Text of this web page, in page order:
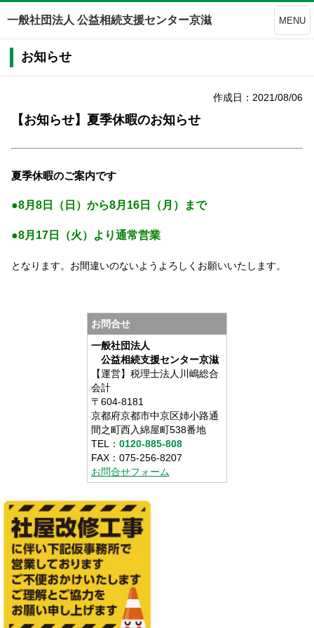
一般社団法人 公益相続支援センター京滋 MENU
お知らせ
作成日：2021/08/06
【お知らせ】夏季休暇のお知らせ
夏季休暇のご案内です
●8月8日（日）から8月16日（月）まで
●8月17日（火）より通常営業
となります。お間違いのないようよろしくお願いいたします。
お問合せ
一般社団法人
公益相続支援センター京滋
【運営】税理士法人川嶋総合
会計
〒604-8181
京都府京都市中京区姉小路通
間之町西入綿屋町538番地
TEL： 0120-885-808
FAX：075-256-8207
お問合せフォーム